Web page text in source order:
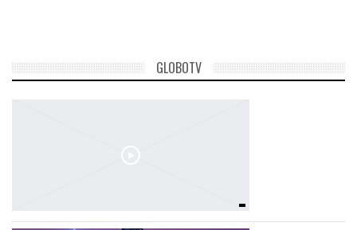
GLOBOTV